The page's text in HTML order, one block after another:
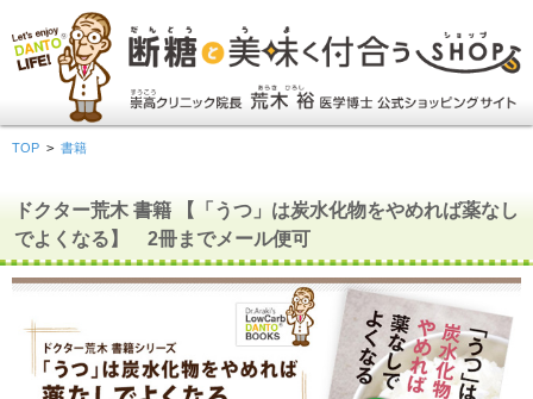
TOP > 書籍
ドクター荒木 書籍 【「うつ」は炭水化物をやめれば薬なし
でよくなる】 2冊までメール便可